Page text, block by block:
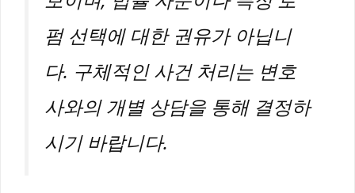
펌 선택에 대한 권유가 아닙니
다. 구체적인 사건 처리는 변호
사와의 개별 상담을 통해 결정하
시기 바랍니다.